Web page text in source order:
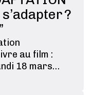
?
au film :
18 mars
: "De l'écrit à